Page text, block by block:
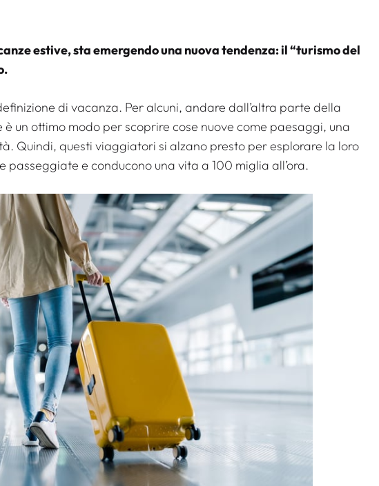
estive, sta emergendo una nuova tendenza: il “turismo del
di vacanza. Per alcuni, andare dall’altra parte della
è un ottimo modo per scoprire cose nuove come paesaggi, una
Quindi, questi viaggiatori si alzano presto per esplorare la loro
passeggiate e conducono una vita a 100 miglia all’ora.